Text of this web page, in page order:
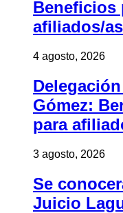
Beneficios
afiliados/
4 agosto, 2026
Gómez:
para
3 agosto, 2026
Se
Juicio